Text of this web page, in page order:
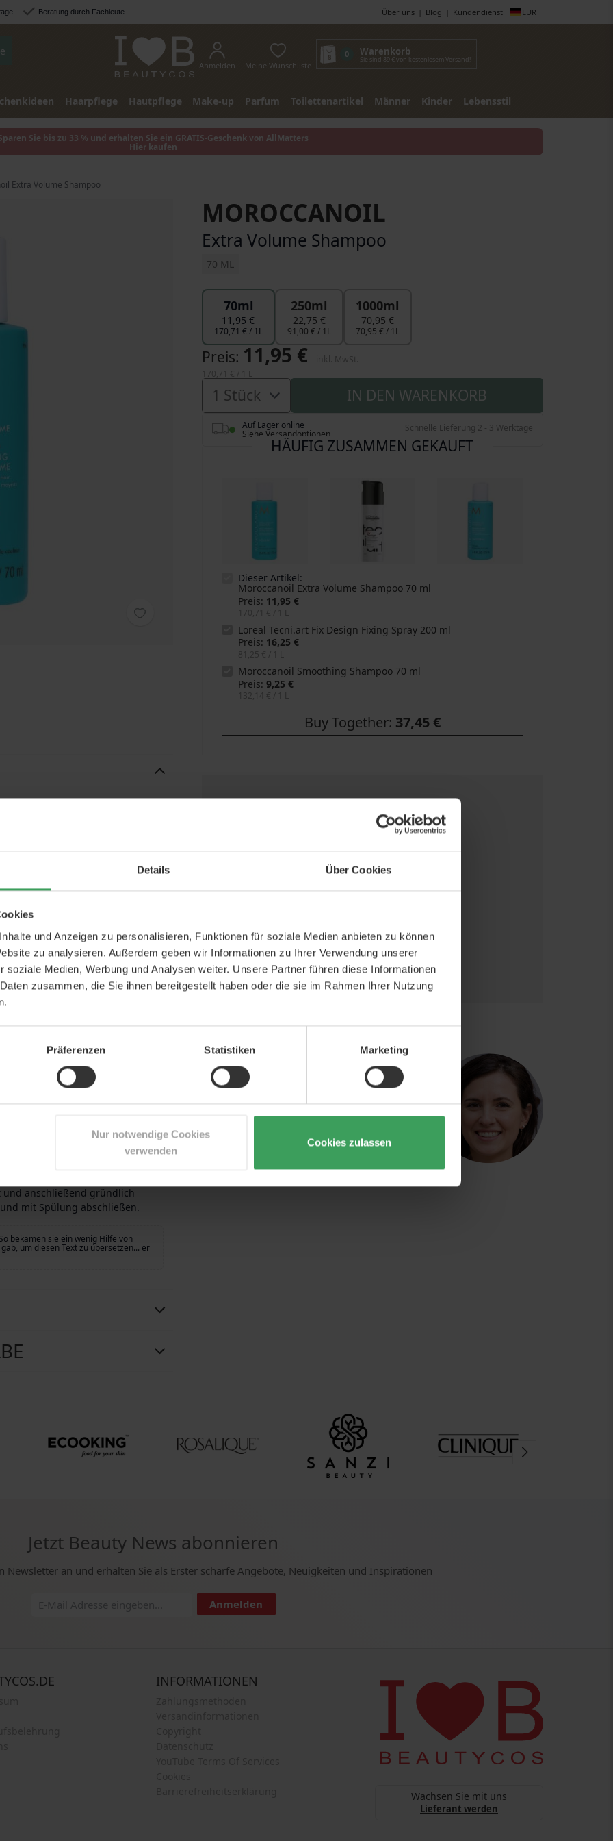
Details Über Cookies
und Anzeigen zu personalisieren, Funktionen für soziale Medien anbieten zu können
zu analysieren. Außerdem geben wir Informationen zu Ihrer Verwendung unserer
soziale Medien, Werbung und Analysen weiter. Unsere Partner führen diese Informationen
zusammen, die Sie ihnen bereitgestellt haben oder die sie im Rahmen Ihrer Nutzung
Präferenzen Statistiken Marketing
Nur notwendige Cookies
verwenden
Cookies zulassen
Beratung durch Fachleute EUR
Über uns Blog Kundendienst
Anmelden Meine Wunschliste
0 Warenkorb
Sie sind 89 € von kostenlosem Versand!
Haarpflege Hautpflege Make-up Parfum Toilettenartikel Männer Kinder Lebensstil
Sie bis zu 33 % und erhalten Sie ein GRATIS-Geschenk von AllMatters
Hier kaufen
Extra Volume Shampoo
Volumen und hat eine
Inhaltsstoff; Arganöl, das
Glanz verleiht.
Trotz der pflegenden
viel Lebendigkeit und Fülle.
das Styling.
und anschließend gründlich
mit Spülung abschließen.
bekamen sie ein wenig Hilfe von
um diesen Text zu übersetzen... er
MOROCCANOIL
Extra Volume Shampoo
70 ML
70ml
11,95 €
170,71 € / 1L
250ml
22,75 €
91,00 € / 1L
1000ml
70,95 €
70,95 € / 1L
Preis 11,95 €
IN DEN WARENKORB
Auf Lager online
Siehe Versandoptionen
Schnelle Lieferung 2 - 3 Werktage
HÄUFIG ZUSAMMEN GEKAUFT
Dieser Artikel:
Moroccanoil Extra Volume Shampoo 70 ml
Preis 11,95 €
Loreal Tecni.art Fix Design Fixing Spray 200 ml
Preis 16,25 €
Moroccanoil Smoothing Shampoo 70 ml
Preis 9,25 €
Buy Together: 37,45 €
Siehe Versandpreisen
Schnelle Lieferung
Siehe Versandarten
BERATUNG DURCH EXPERTEN
Zögern Sie nicht, uns zu kontaktieren,
wir haben professionell geschultes
Personal.
webshop@beautycos.de
Montag-Freitag 9.00 - 16.00
Jetzt Beauty News abonnieren
Newsletter an und erhalten Sie als Erster scharfe Angebote, Neuigkeiten und Inspirationen
Anmelden
INFORMATIONEN
Wachsen Sie mit uns
Lieferant werden